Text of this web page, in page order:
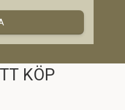
KÖP